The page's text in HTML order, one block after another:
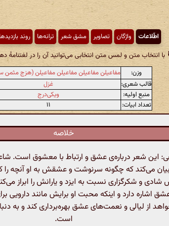
اطّلاعات واژگان تصاویر مشق شعر ترانه‌ها روند بازدیدها
با انتخاب متن و لمس متن انتخابی می‌توانید آن را در لغتنامهٔ
وزن:
مفاعیلن مفاعیلن مفاعیلن مفاعیلن (هزج مثمن
قالب شعری:
غزل
منبع اولیه:
ویکی‌درج
تعداد ابیات:
۱۱
خلاصه
شعر درباره‌ی عشق و ارتباط با معشوق است.
می‌کند که چگونه سرنوشت و عشقش به او آنچه را
و شکرگزاری نسبت به ایزد و یارانش را ابراز
اشاره دارد و اینکه محبت او برایش مانند دارویی
از لیالی و نعمت‌های عشق بهره‌برداری کند و به
است.